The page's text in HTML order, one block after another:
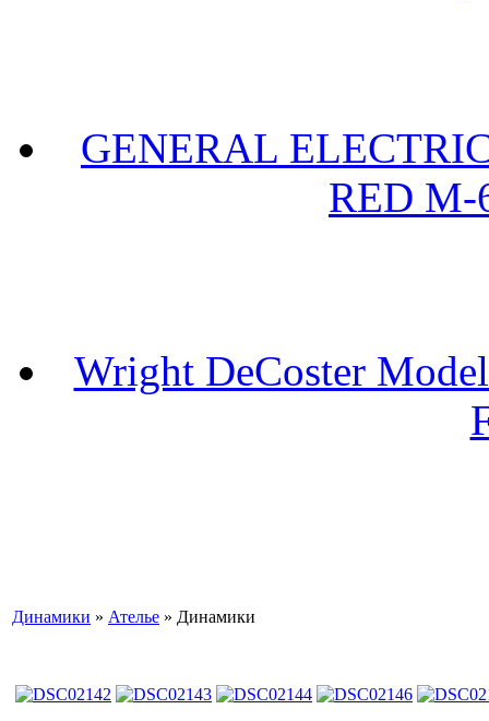
GENERAL
RED M-
Wright DeCoster
Динамики » Ателье » Динамики